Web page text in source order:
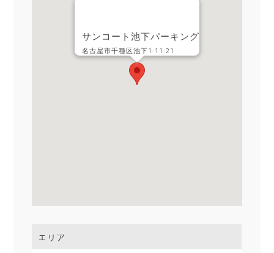
サンコート池下パーキング
名古屋市千種区池下1-11-21
エリア